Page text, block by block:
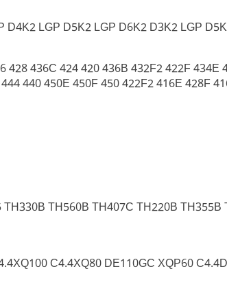
LGP D5K2 LGP D6K2 D3K2 LGP
436C 424 420 436B 432F2 422F
440 450E 450F 450 422F2 416E 428F
TH560B TH407C TH220B
C4.4XQ80 DE110GC XQP60